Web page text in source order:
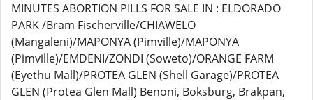
MINUTES ABORTION PILLS FOR SALE IN : ELDORADO
PARK /Bram Fischerville/CHIAWELO
(Mangaleni)/MAPONYA (Pimville)/MAPONYA
(Pimville)/EMDENI/ZONDI (Soweto)/ORANGE FARM
(Eyethu Mall)/PROTEA GLEN (Shell Garage)/PROTEA
GLEN (Protea Glen Mall) Benoni, Boksburg, Brakpan,